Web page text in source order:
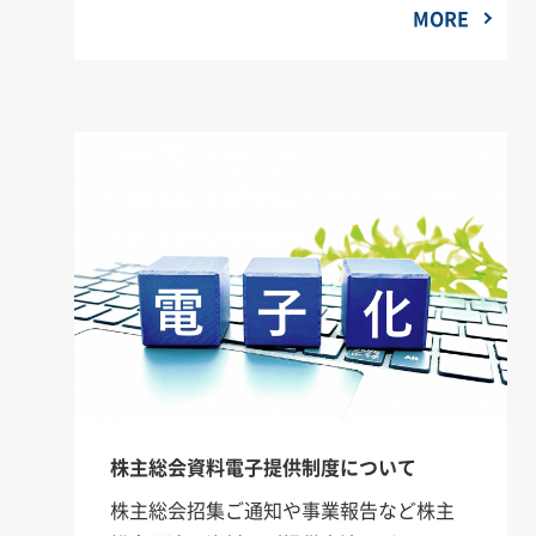
MORE
株主総会資料電子提供制度について
株主総会招集ご通知や事業報告など株主